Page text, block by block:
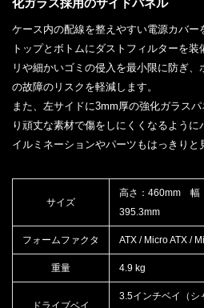
ケース内の配線を整えやすい電源カバー
トップとボトムにダストフィルターを
リや細かいゴミの侵入を最小限に防ぎ
の故障のリスクを軽減します。
また、左サイドに3mm厚の強化ガラス
り頑丈な素材で傷をしにくくなるよう
イルミネーションやパーツもはっきりと
サイズ
高さ：460mm 幅
395.3mm
フォームファクタ ATX / Micro ATX /
重量 4.9 kg
ドライブベイ
3.5インチベイ（シ